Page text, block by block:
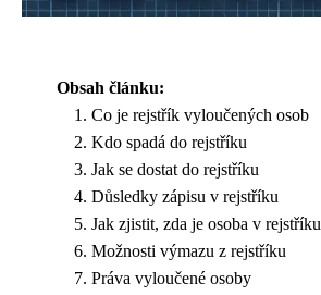
Obsah článku:
Co je rejstřík vyloučených osob
Kdo spadá do rejstříku
Jak se dostat do rejstříku
Důsledky zápisu v rejstříku
Jak zjistit, zda je osoba v rejstříku
Možnosti výmazu z rejstříku
Práva vyloučené osoby